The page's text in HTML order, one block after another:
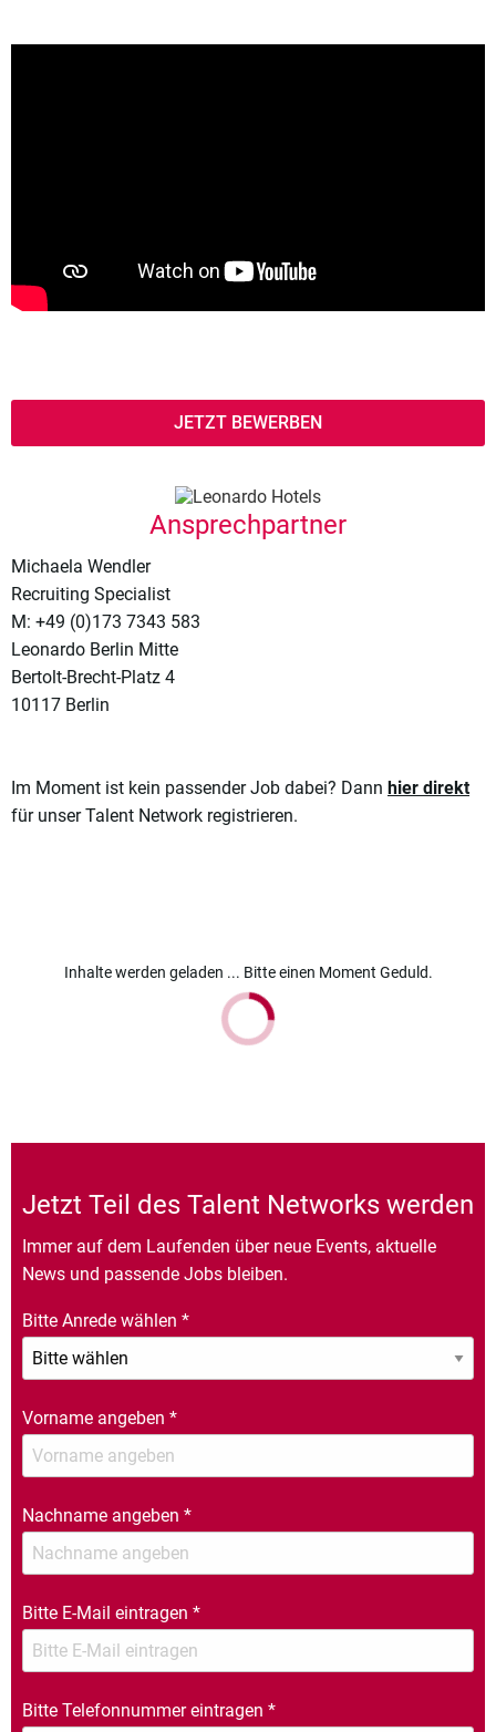
JETZT BEWERBEN
Ansprechpartner
Michaela Wendler
Recruiting Specialist
M: +49 (0)173 7343 583
Leonardo Berlin Mitte
Bertolt-Brecht-Platz 4
10117 Berlin
Im Moment ist kein passender Job dabei? Dann hier direkt
für unser Talent Network registrieren.
Inhalte werden geladen ... Bitte einen Moment Geduld.
Jetzt Teil des Talent Networks werden
Immer auf dem Laufenden über neue Events, aktuelle
News und passende Jobs bleiben.
Bitte Anrede wählen *
Vorname angeben *
Nachname angeben *
Bitte E-Mail eintragen *
Bitte Telefonnummer eintragen *